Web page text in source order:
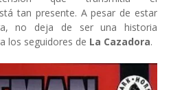
tan presente. A pesar de estar
no deja de ser una historia
los seguidores de La Cazadora.